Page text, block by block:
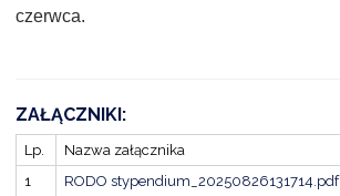
czerwca.
ZAŁĄCZNIKI:
Lp. Nazwa załącznika
1
RODO stypendium_20250826131714.pdf